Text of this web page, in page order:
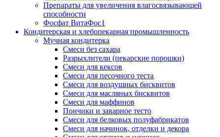
Препараты для увеличения влагосвязывающей
способности
Фосфат ВитаФос1
Кондитерская и хлебопекарная промышленность
Мучная кондитерка
Смеси без сахара
Разрыхлители (пекарские порошки)
Смеси для кексов
Смеси для песочного теста
Смеси для воздушных бисквитов
Смеси для масляных бисквитов
Смеси для маффинов
Пончики и заварное тесто
Cмеси для белковых полуфабрикатов
Смеси для начинок, отделки и декора